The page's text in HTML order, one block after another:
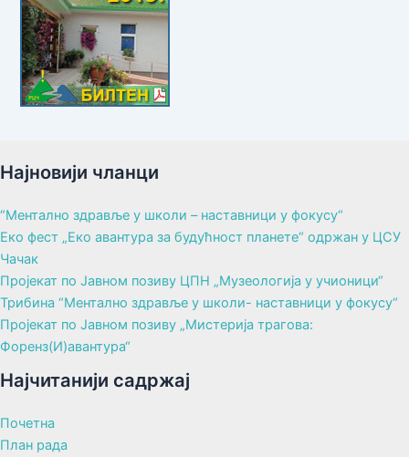
Најновији чланци
“Ментално здравље у школи – наставници у фокусу“
Еко фест „Еко авантура за будућност планете“ одржан у ЦСУ
Чачак
Пројекат по Јавном позиву ЦПН „Музеологија у учионици“
Трибина “Ментално здравље у школи- наставници у фокусу“
Пројекат по Јавном позиву „Мистерија трагова:
Форенз(И)авантура“
Најчитанији садржај
Почетна
План рада